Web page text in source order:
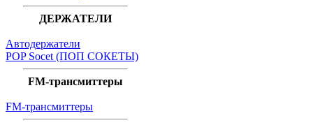
ДЕРЖАТЕЛИ
Автодержатели
POP Socet (ПОП СОКЕТЫ)
FM-трансмиттеры
FM-трансмиттеры